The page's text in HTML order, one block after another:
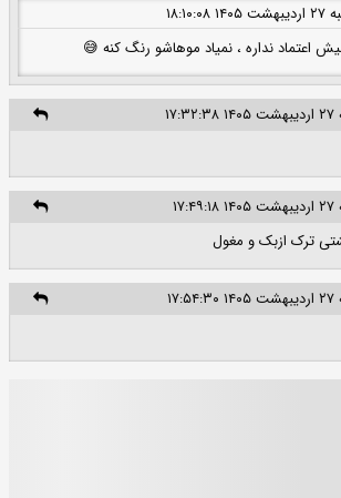
اعتماد نداره ، نمیاد موهاشو رنگ کنه 😅
ترک ازبک و مغول